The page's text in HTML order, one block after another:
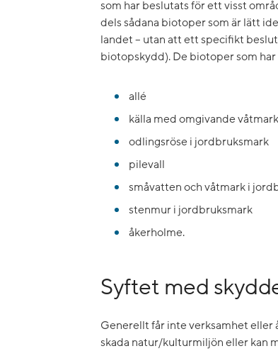
som har beslutats för ett visst
dels sådana biotoper som är lätt
landet – utan att ett specifikt
biotopskydd). De biotoper som
allé
källa med omgivande
odlingsröse i jordbruksmark
pilevall
småvatten och våtmark i
stenmur i jordbruksmark
åkerholme.
Syftet med
Generellt får inte verksamhet eller
skada natur/kulturmiljön eller kan